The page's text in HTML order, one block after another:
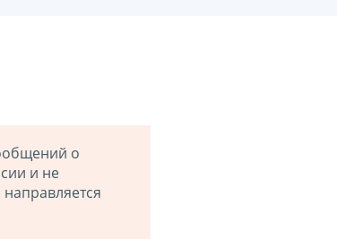
о
и не